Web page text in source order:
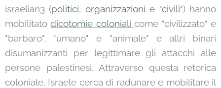
israelian3 (politici, organizzazioni e "civili") hanno
mobilitatodicotomie colonialicome "civilizzato" e
"barbaro", "umano" e "animale" e altri binari
disumanizzanti per legittimare gli attacchi alle
persone palestinesi. Attraverso questa retorica
coloniale, Israele cerca di radunare e mobilitare il